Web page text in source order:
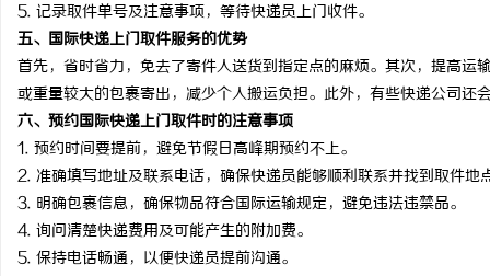
5. 记录取件单号及注意事项，等待快递员上门收件。
五、国际快递上门取件服务的优势
首先，省时省力，免去了寄件人送货到指定点的麻烦。其次，提高
或重量较大的包裹寄出，减少个人搬运负担。此外，有些快递公司还
六、预约国际快递上门取件时的注意事项
1. 预约时间要提前，避免节假日高峰期预约不上。
2. 准确填写地址及联系电话，确保快递员能够顺利联系并找到取件地
3. 明确包裹信息，确保物品符合国际运输规定，避免违法违禁品。
4. 询问清楚快递费用及可能产生的附加费。
5. 保持电话畅通，以便快递员提前沟通。